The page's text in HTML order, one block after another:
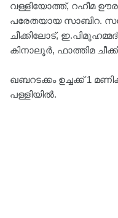
വള്ളിയോത്ത്, റഹീമ
പരേതയായ സാബിറ.
ചീക്കിലോട്,
കിനാലൂർ, ഫാത്തിമ
ഖബറടക്കം ഉച്ചക്ക് 1
പള്ളിയിൽ.